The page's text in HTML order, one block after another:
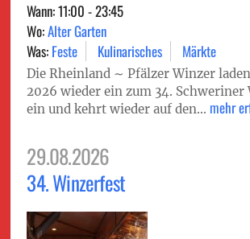
Wann: 11:00 - 23:45
Wo:Alter Garten
Was: Feste Kulinarisches Märkte
Die Rheinland ∼ Pfälzer Winzer
2026 wieder ein zum 34. Schweriner
ein und kehrt wieder auf den... mehr
29.08.2026
34. Winzerfest